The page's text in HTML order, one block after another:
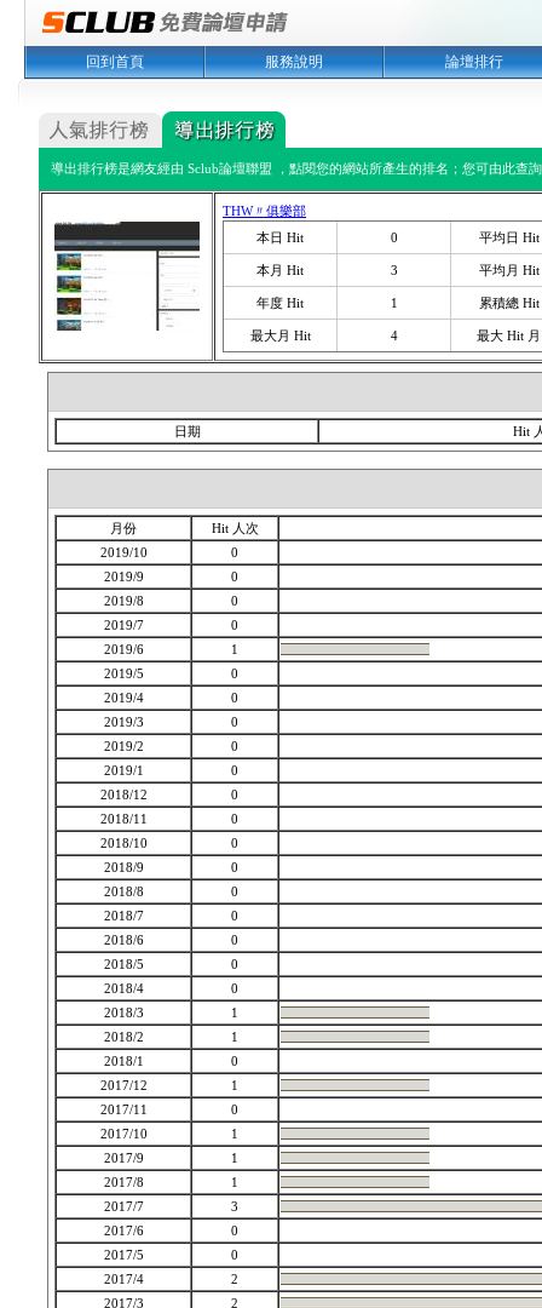
回到首頁 服務說明 論壇排行
導出排行榜是網友經由 Sclub論壇聯盟 ，點閱您的網站所產生的排名；您可由此查
THW〃俱樂部
本日 Hit
0 平均日 Hit
本月 Hit 3 平均月 Hit
年度 Hit 1 累積總 Hit
最大月 Hit 4 最大 Hit 月
日期 Hit
月份
Hit 人次
2019/10
0
2019/9
0
2019/8
0
2019/7
0
2019/6
1
2019/5
0
2019/4
0
2019/3
0
2019/2
0
2019/1
0
2018/12
0
2018/11
0
2018/10
0
2018/9
0
2018/8
0
2018/7
0
2018/6
0
2018/5
0
2018/4
0
2018/3
1
2018/2
1
2018/1
0
2017/12
1
2017/11
0
2017/10
1
2017/9
1
2017/8
1
2017/7
3
2017/6
0
2017/5
0
2017/4
2
2017/3
2